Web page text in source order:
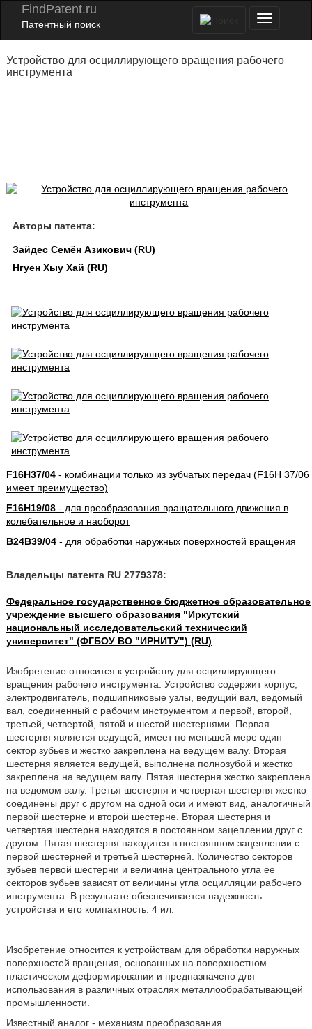
FindPatent.ru
Патентный поиск
Устройство для осциллирующего вращения рабочего
инструмента
Авторы патента:
Зайдес Семён Азикович (RU)
Нгуен Хыу Хай (RU)
F16H37/04- комбинации только из зубчатых передач (F16H 37/06
имеет преимущество)
F16H19/08- для преобразования вращательного движения в
колебательное и наоборот
B24B39/04- для обработки наружных поверхностей вращения
Владельцы патента RU 2779378:
Федеральное государственное бюджетное образовательное
учреждение высшего образования "Иркутский
национальный исследовательский технический
университет" (ФГБОУ ВО "ИРНИТУ") (RU)
Изобретение относится к устройству для осциллирующего
вращения рабочего инструмента. Устройство содержит корпус,
электродвигатель, подшипниковые узлы, ведущий вал, ведомый
вал, соединенный с рабочим инструментом и первой, второй,
третьей, четвертой, пятой и шестой шестернями. Первая
шестерня является ведущей, имеет по меньшей мере один
сектор зубьев и жестко закреплена на ведущем валу. Вторая
шестерня является ведущей, выполнена полнозубой и жестко
закреплена на ведущем валу. Пятая шестерня жестко закреплена
на ведомом валу. Третья шестерня и четвертая шестерня жестко
соединены друг с другом на одной оси и имеют вид, аналогичный
первой шестерне и второй шестерне. Вторая шестерня и
четвертая шестерня находятся в постоянном зацеплении друг с
другом. Пятая шестерня находится в постоянном зацеплении с
первой шестерней и третьей шестерней. Количество секторов
зубьев первой шестерни и величина центрального угла ее
секторов зубьев зависят от величины угла осцилляции рабочего
инструмента. В результате обеспечивается надежность
устройства и его компактность. 4 ил.
Изобретение относится к устройствам для обработки наружных
поверхностей вращения, основанных на поверхностном
пластическом деформировании и предназначено для
использования в различных отраслях металлообрабатывающей
промышленности.
Известный аналог - механизм преобразования